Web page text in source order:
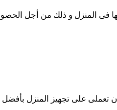
فى المنزل و ذلك من أجل
تعملى على تجهيز المنزل